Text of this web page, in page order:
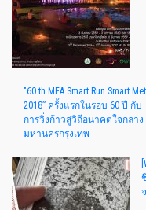
"60 th MEA Smart Run Smart
2018” ครั้งแรกในรอบ 60 ปี กับ
การวิ่งก้าวสู่วิถีอนาคตใจกลาง
มหานครกรุงเทพ